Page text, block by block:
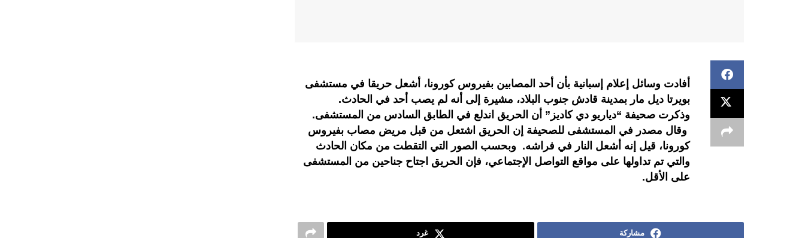
أفادت وسائل إعلام إسبانية بأن أحد المصابين بفيروس كورونا، أشعل حريقا في مستشفى
بويرتا ديل مار بمدينة قادش جنوب البلاد، مشيرة إلى أنه لم يصب أحد في الحادث.
وذكرت صحيفة “دياريو دي كاديز” أن الحريق اندلع في الطابق السادس من المستشفى.
وقال مصدر في المستشفى للصحيفة إن الحريق اشتعل من قبل مريض مصاب بفيروس
كورونا، قيل إنه أشعل النار في فراشه. وبحسب الصور التي التقطت من مكان الحادث
والتي تم تداولها على مواقع التواصل الإجتماعي، فإن الحريق اجتاح جناحين من المستشفى
على الأقل.
مشاركة غرد